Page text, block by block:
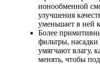
ионообменной
улучшения
уменьшает в ней
Более
фильтры,
умягчают влагу,
менять, чтобы